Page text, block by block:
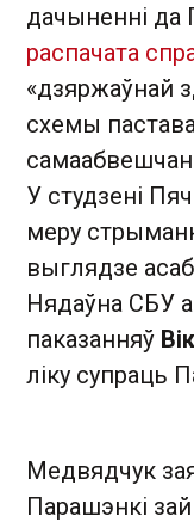
дачыненні да
распачата
«дзяржаўнай
схемы
У студзені
меру
выглядзе
Нядаўна СБУ
паказанняў
ліку супраць
Медвядчук
Парашэнкі